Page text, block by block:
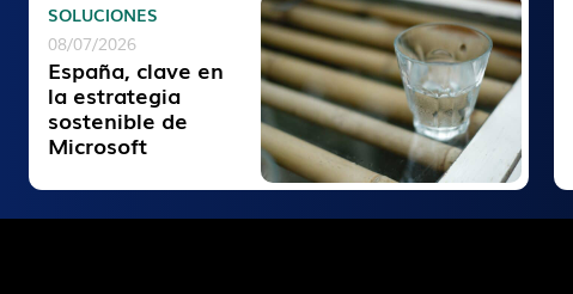
España, clave en
la estrategia
sostenible de
Microsoft
SOLUCIONES
08/07/2026